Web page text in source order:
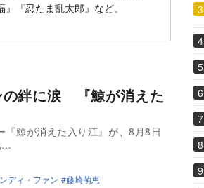
『忍たま乱太郎』など。
の絆に涙 『鯨が消えた
鯨が消えた入り江』が、8月8日
…
ディ・ファン 藤崎萌恵